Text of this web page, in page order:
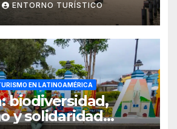
ENTORNO TURÍSTICO
EN LATINOAMÉRICA
biodiversidad,
y solidaridad